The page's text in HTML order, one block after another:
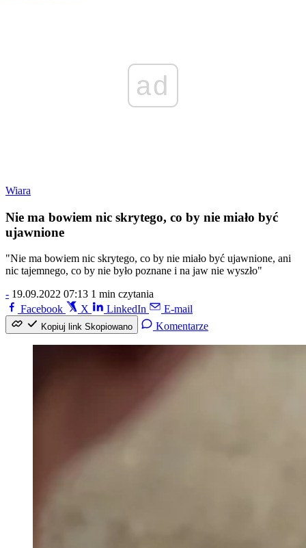
ad
Wiara
Nie ma bowiem nic skrytego, co by nie miało być
ujawnione
"Nie ma bowiem nic skrytego, co by nie miało być ujawnione, ani
nic tajemnego, co by nie było poznane i na jaw nie wyszło"
- 19.09.2022 07:13 1 min czytania
Facebook
X LinkedIn E-mail
Kopiuj link Skopiowano Komentarze